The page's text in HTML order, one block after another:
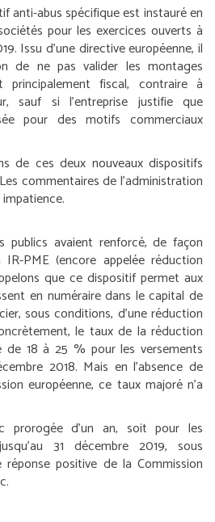
anti-abus spécifique est instauré en
pour les exercices ouverts à
Issu d’une directive européenne, il
de ne pas valider les montages
fiscal, contraire à
sauf si l’entreprise justifie que
pour des motifs commerciaux
de ces deux nouveaux dispositifs
commentaires de l’administration
publics avaient renforcé, de façon
PME (encore appelée réduction
que ce dispositif permet aux
en numéraire dans le capital de
sous conditions, d’une réduction
le taux de la réduction
de 18 à 25 % pour les versements
2018. Mais en l’absence de
européenne, ce taux majoré n’a
prorogée d’un an, soit pour les
31 décembre 2019, sous
réponse positive de la Commission